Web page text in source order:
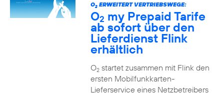
O2ERWEITERT VERTRIEBSWEGE:
O2 my Prepaid Tarife
ab sofort über den
Lieferdienst Flink
erhältlich
O2startet zusammen mit Flink den
ersten Mobilfunkkarten-
Lieferservice eines Netzbetreibers